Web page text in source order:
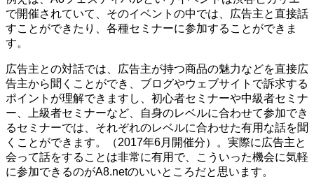
で開催されていて、そのイベントの中では、広告主と直接話
すことができたり、各種セミナーに参加することができま
す。
広告主との対話では、広告主が持つ商品の魅力などを直接広
告主から聞くことができ、ブログやウェブサイトで訴求する
ポイントが理解できますし、初心者セミナーや中級者セミナ
ー、上級者セミナーなど、自身のレベルに合わせて参加でき
るセミナーでは、それぞれのレベルに合わせた有用な話を聞
くことができます。（2017年6月開催分）。実際に広告主と
会って話をすることは非常に有用で、こういった機会に気軽
に参加できるのがA8.netのいいところだと思います。